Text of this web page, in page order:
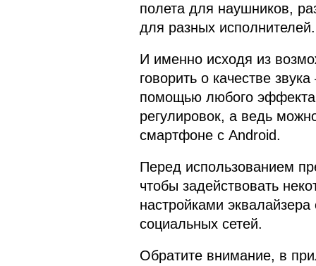
полета для наушников,
для разных исполнителей.
И именно исходя из
говорить о качестве
помощью любого
регулировок, а ведь
смартфоне с Android.
Перед использованием
чтобы задействовать
настройками
социальных сетей.
Обратите внимание, в